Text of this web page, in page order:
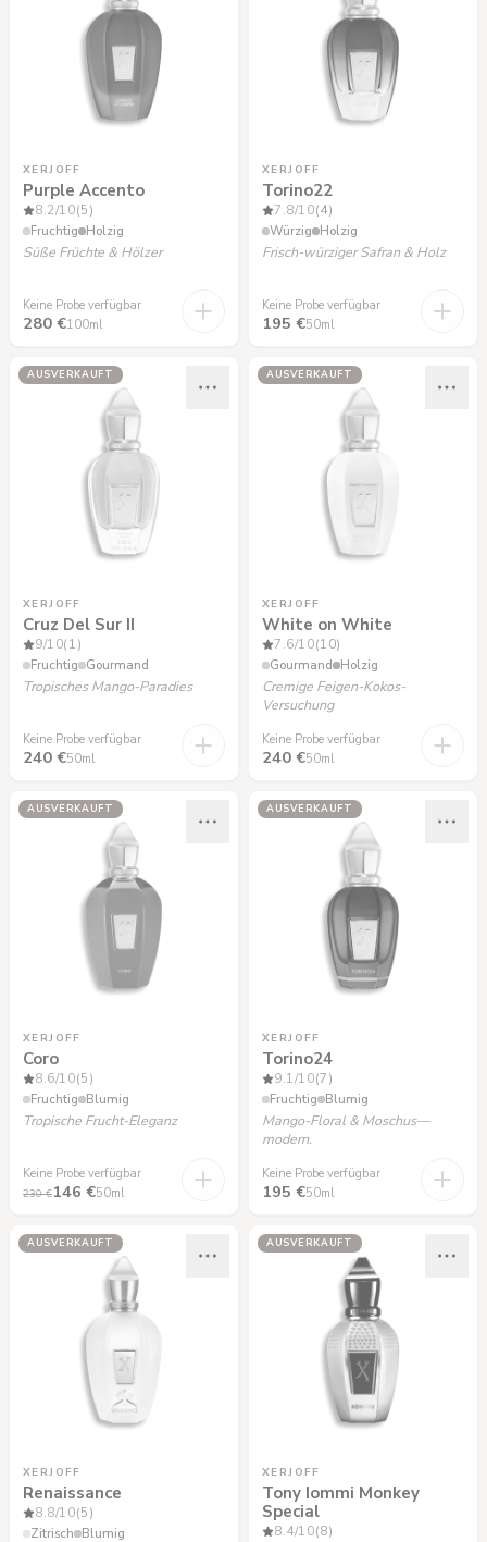
XERJOFF
Purple Accento
8.2/10(5)
Fruchtig Holzig
Süße Früchte & Hölzer
Keine Probe verfügbar
280 €100ml
XERJOFF
Torino22
7.8/10(4)
Würzig Holzig
Frisch-würziger Safran & Holz
Keine Probe verfügbar
195 €50ml
AUSVERKAUFT
XERJOFF
Cruz Del Sur II
9/10(1)
Fruchtig Gourmand
Tropisches Mango-Paradies
Keine Probe verfügbar
240 €50ml
AUSVERKAUFT
XERJOFF
White on White
7.6/10(10)
Gourmand Holzig
Cremige Feigen-Kokos-
Versuchung
Keine Probe verfügbar
240 €50ml
AUSVERKAUFT
XERJOFF
Coro
8.6/10(5)
Fruchtig Blumig
Tropische Frucht-Eleganz
Keine Probe verfügbar
230 €146 €50ml
AUSVERKAUFT
XERJOFF
Torino24
9.1/10(7)
Fruchtig Blumig
Mango-Floral & Moschus—
modern.
Keine Probe verfügbar
195 €50ml
AUSVERKAUFT
XERJOFF
Renaissance
8.8/10(5)
Zitrisch Blumig
AUSVERKAUFT
XERJOFF
Tony Iommi Monkey
Special
8.4/10(8)